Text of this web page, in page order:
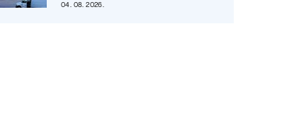
04. 08. 2026.